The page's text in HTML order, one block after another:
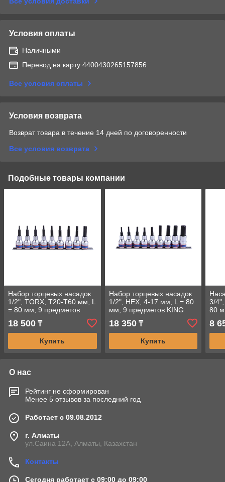
Условия оплаты
Наличными
Перевод на карту 4400430265157856
Все условия оплаты
Условия возврата
Возврат товара в течение 14 дней по договоренности
Все условия возврата
Подобные товары компании
Набор торцевых насадок
1/2", TORX, Т20-Т60 мм, L
= 80 мм, 9 предметов
KING TONY 4119PR10
18 500 ₸
Купить
Набор торцевых насадок
1/2", HEX, 4-17 мм, L = 80
мм, 9 предметов KING
TONY 4120PR10
18 350₸
Купить
3/
80
8
О нас
Рейтинг не сформирован
Менее 5 отзывов за последний год
Работает с 09.08.2012
г. Алматы
ул.Саина 12А, Алматы, Казахстан
Контакты
Сегодня работает с 09:00 до 09:00